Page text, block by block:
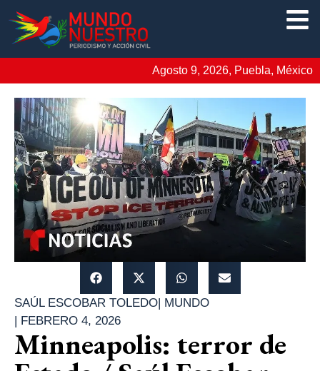
Agosto 9, 2026, Puebla, México
SAÚL ESCOBAR TOLEDO| MUNDO
| FEBRERO 4, 2026
Minneapolis: terror de